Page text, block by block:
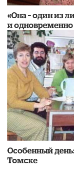
«Она – один из
и
Особенный
Томске